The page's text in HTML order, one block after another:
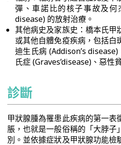
彈、車諾比的核子事故及何
disease) 的放射治療。
其他病史及家族史：橋本氏甲
或其他自體免疫疾病，包括白
迪生氏病 (Addison’s
氏症 (Graves’disease)、惡性
診斷
甲狀腺腫為罹患此疾病的第一表
脹，也就是一般俗稱的「大脖子
別。並依據症狀及甲狀腺功能檢